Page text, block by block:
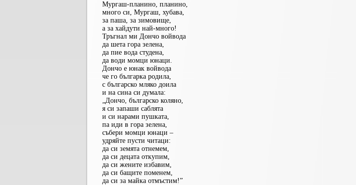
Мургаш-планино, планино,
много си, Мургаш, хубава,
за паша, за зимовище,
а за хайдути най-много!
Тръгнал ми Дончо войвода
да шета гора зелена,
да пие вода студена,
да води момци юнаци.
Дончо е юнак войвода
че го българка родила,
с българско мляко доила
и на сина си думала:
„Дончо, българско коляно,
я си запаши саблята
и си нарами пушката,
па иди в гора зелена,
събери момци юнаци –
удряйте пусти читаци:
да си земята отнемем,
да си децата откупим,
да си жените избавим,
да си бащите поменем,
да си за майка отмъстим!”